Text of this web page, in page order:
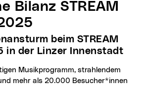
in der Linzer Innenstadt
mehr als 20.000 Besucher*innen